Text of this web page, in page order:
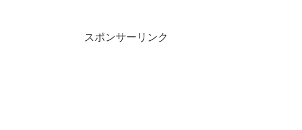
スポンサーリンク